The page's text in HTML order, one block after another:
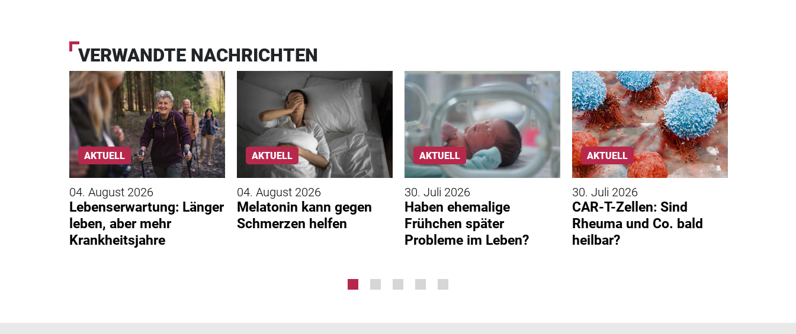
VERWANDTE NACHRICHTEN
AKTUELL
04. August 2026
Lebenserwartung: Länger
leben, aber mehr
Krankheitsjahre
AKTUELL
04. August 2026
Melatonin kann gegen
Schmerzen helfen
AKTUELL
30. Juli 2026
Haben ehemalige
Frühchen später
Probleme im Leben?
AKTUELL
30. Juli 2026
CAR-T-Zellen: Sind
Rheuma und Co. bald
heilbar?